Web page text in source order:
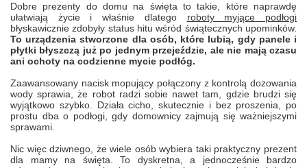
Dobre prezenty do domu na święta to takie, które naprawdę
ułatwiają życie i właśnie dlatego roboty myjące podłogi
błyskawicznie zdobyły status hitu wśród świątecznych upominków.
To urządzenia stworzone dla osób, które lubią, gdy panele i
płytki błyszczą już po jednym przejeździe, ale nie mają czasu
ani ochoty na codzienne mycie podłóg.
Zaawansowany nacisk mopujący połączony z kontrolą dozowania
wody sprawia, że robot radzi sobie nawet tam, gdzie brudzi się
wyjątkowo szybko. Działa cicho, skutecznie i bez proszenia, po
prostu dba o podłogi, gdy domownicy zajmują się ważniejszymi
sprawami.
Nic więc dziwnego, że wiele osób wybiera taki praktyczny prezent
dla mamy na święta. To dyskretna, a jednocześnie bardzo